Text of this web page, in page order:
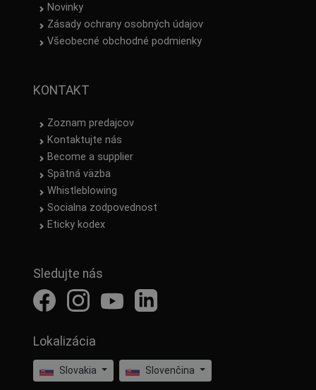
Novinky
Zásady ochrany osobných údajov
Všeobecné obchodné podmienky
KONTAKT
Zoznam predajcov
Kontaktujte nás
Become a supplier
Spätná väzba
Whistleblowing
Socialna zodpovednost
Eticky kodex
Sledujte nás
Lokalizácia
Slovakia Slovenčina